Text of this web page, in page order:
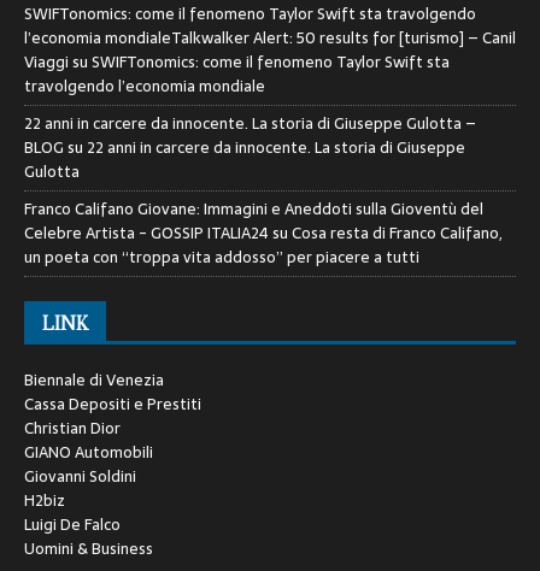
SWIFTonomics: come il fenomeno Taylor Swift sta travolgendo
l’economia mondialeTalkwalker Alert: 50 results for [turismo] – Canil
ViaggisuSWIFTonomics: come il fenomeno Taylor Swift sta
travolgendo l’economia mondiale
22 anni in carcere da innocente. La storia di Giuseppe Gulotta –
BLOGsu 22 anni in carcere da innocente. La storia di Giuseppe
Gulotta
Franco Califano Giovane: Immagini e Aneddoti sulla Gioventù del
Celebre Artista - GOSSIP ITALIA24suCosa resta di Franco Califano,
un poeta con “troppa vita addosso” per piacere a tutti
LINK
Biennale di Venezia
Cassa Depositi e Prestiti
Christian Dior
GIANO Automobili
Giovanni Soldini
H2biz
Luigi De Falco
Uomini & Business